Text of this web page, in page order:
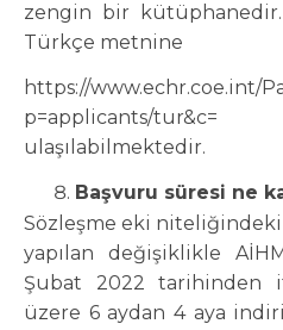
zengin bir kütüphanedir.
Türkçe metnine
https://www.echr.coe.int/
p=applicants/
ulaşılabilmektedir.
Başvuru süresi ne
Sözleşme eki niteliğindeki
yapılan değişiklikle
Şubat 2022 tarihinden
üzere 6 aydan 4 aya